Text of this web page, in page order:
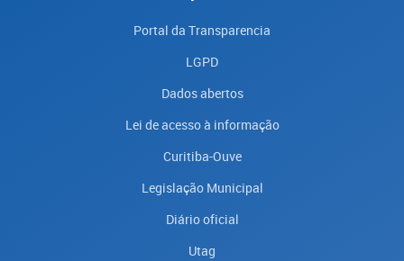
Portal da Transparencia
LGPD
Dados abertos
Lei de acesso à informação
Curitiba-Ouve
Legislação Municipal
Diário oficial
Utag